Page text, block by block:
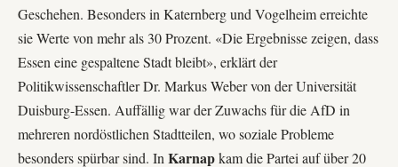
Geschehen. Besonders in Katernberg und Vogelheim erreichte
sie Werte von mehr als 30 Prozent. «Die Ergebnisse zeigen, dass
Essen eine gespaltene Stadt bleibt», erklärt der
PolitikwissenschaftlerDr. Markus Webervon der Universität
Duisburg-Essen. Auffällig war der Zuwachs für die AfD in
mehreren nordöstlichen Stadtteilen, wo soziale Probleme
besonders spürbar sind. In Karnapkam die Partei auf über 20